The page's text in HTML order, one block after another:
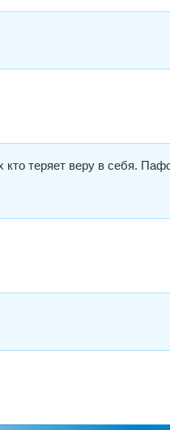
теряет веру в себя.